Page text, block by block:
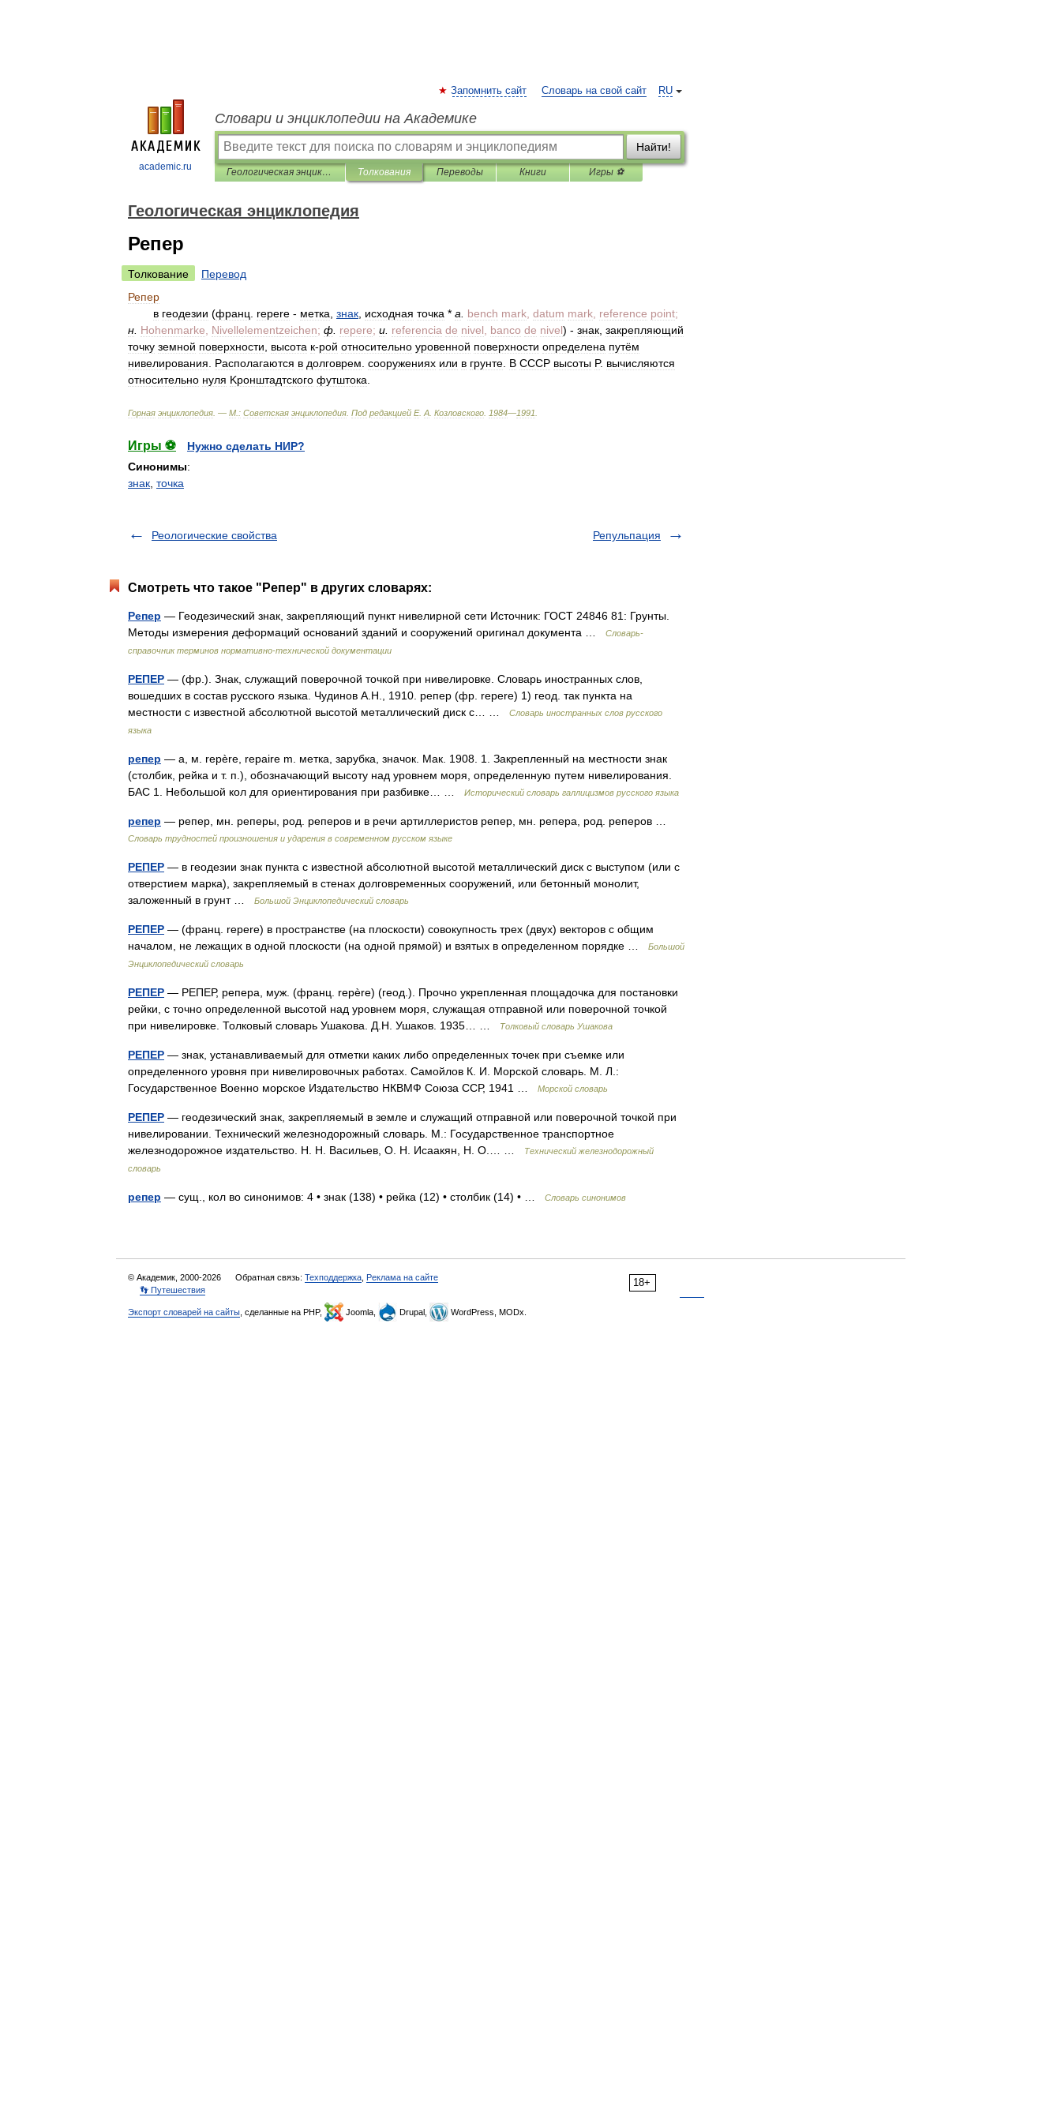
academic.ru
RU
Запомнить сайт Словарь на свой сайт
Словари и энциклопедии на Академике
Найти!
Геологическая энциклопедия Толкования Переводы Книги Игры ⚽
Геологическая энциклопедия
Репер
Толкование
Перевод
Репер
в геодезии (франц repere - метка знак исходная точка * а bench mark datum mark reference point;
н Hohenmarke Nivellelementzeichen; ф repere; и referencia de nivel banco de nivel) - знак закрепляющий
точку земной поверхности высота к-рой относительно уровенной поверхности определена путём
нивелирования
Pасполагаются в долговрем сооружениях или в грунте B CCCP высоты P. вычисляются
относительно нуля Kронштадтского футштока
Горная энциклопедия . — М : Советская энциклопедия Под редакцией Е. А Козловского 1984—1991
Игры ⚽
Нужно сделать НИР?
Синонимы:
знак точка
Реологические свойства Репульпация
Смотреть что такое "Репер" в других словарях:
Репер — Геодезический знак, закрепляющий пункт нивелирной сети Источник: ГОСТ 24846 81: Грунты.
Методы измерения деформаций оснований зданий и сооружений оригинал документа …
Словарь-
справочник терминов нормативно-технической документации
РЕПЕР — (фр.). Знак, служащий поверочной точкой при нивелировке. Словарь иностранных слов,
вошедших в состав русского языка. Чудинов А.Н., 1910. репер (фр. repere) 1) геод. так пункта на
местности с известной абсолютной высотой металлический диск с… …
Словарь иностранных слов русского
языка
репер — а, м. repère, repaire m. метка, зарубка, значок. Мак. 1908. 1. Закрепленный на местности знак
(столбик, рейка и т. п.), обозначающий высоту над уровнем моря, определенную путем нивелирования.
БАС 1. Небольшой кол для ориентирования при разбивке… …
Исторический словарь галлицизмов русского языка
репер — репер, мн. реперы, род. реперов и в речи артиллеристов репер, мн. репера, род. реперов …
Словарь трудностей произношения и ударения в современном русском языке
РЕПЕР — в геодезии знак пункта с известной абсолютной высотой металлический диск с выступом (или с
отверстием марка), закрепляемый в стенах долговременных сооружений, или бетонный монолит,
заложенный в грунт …
Большой Энциклопедический словарь
РЕПЕР — (франц. repere) в пространстве (на плоскости) совокупность трех (двух) векторов с общим
началом, не лежащих в одной плоскости (на одной прямой) и взятых в определенном порядке …
Большой
Энциклопедический словарь
РЕПЕР — РЕПЕР, репера, муж. (франц. repère) (геод.). Прочно укрепленная площадочка для постановки
рейки, с точно определенной высотой над уровнем моря, служащая отправной или поверочной точкой
при нивелировке. Толковый словарь Ушакова. Д.Н. Ушаков. 1935… …
Толковый словарь Ушакова
РЕПЕР — знак, устанавливаемый для отметки каких либо определенных точек при съемке или
определенного уровня при нивелировочных работах. Самойлов К. И. Морской словарь. М. Л.:
Государственное Военно морское Издательство НКВМФ Союза ССР, 1941 …
Морской словарь
РЕПЕР — геодезический знак, закрепляемый в земле и служащий отправной или поверочной точкой при
нивелировании. Технический железнодорожный словарь. М.: Государственное транспортное
железнодорожное издательство. Н. Н. Васильев, О. Н. Исаакян, Н. О.… …
Технический железнодорожный
словарь
репер — сущ., кол во синонимов: 4 • знак (138) • рейка (12) • столбик (14) • … Словарь синонимов
18+
© Академик, 2000-2026 Обратная связь: Техподдержка Реклама на сайте
👣 Путешествия
Экспорт словарей на сайты , сделанные на PHP, Joomla, Drupal, WordPress, MODx.